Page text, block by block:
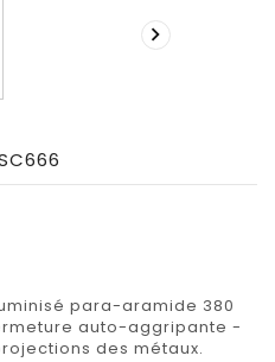

para-aramide 380
auto-aggripante -
des métaux.